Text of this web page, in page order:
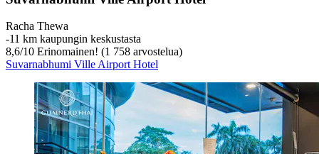
Racha Thewa
‐11 km kaupungin keskustasta
8,6/10 Erinomainen! (1 758 arvostelua)
Suvarnabhumi Ville Airport Hotel